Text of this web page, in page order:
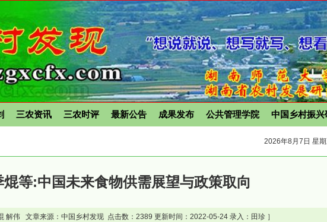
三农资讯 三农时评 最新公告 成果发布 公共管理学院 中国乡村振兴
2026年8月7日 星
焜等:中国未来食物供需展望与政策取向
解伟文章来源：中国乡村发现 点击数： 2389 更新时间：2022-05-24 录入：田珍 ］